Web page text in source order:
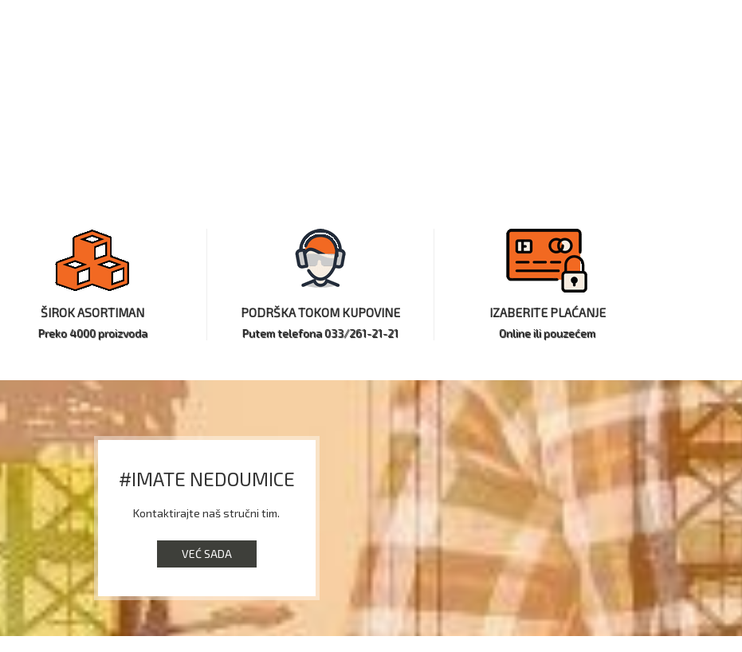
ŠIROK ASORTIMAN
Preko 4000 proizvoda
PODRŠKA TOKOM KUPOVINE
Putem telefona 033/261-21-21
IZABERITE PLAĆANJE
Online ili pouzećem
#IMATE NEDOUMICE
Kontaktirajte naš stručni tim.
VEĆ SADA